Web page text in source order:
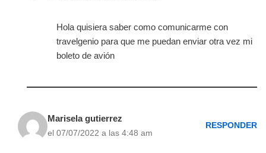
Hola quisiera saber como comunicarme con
travelgenio para que me puedan enviar otra vez mi
boleto de avión
Marisela gutierrez
el 07/07/2022 a las 4:48 am
RESPONDER